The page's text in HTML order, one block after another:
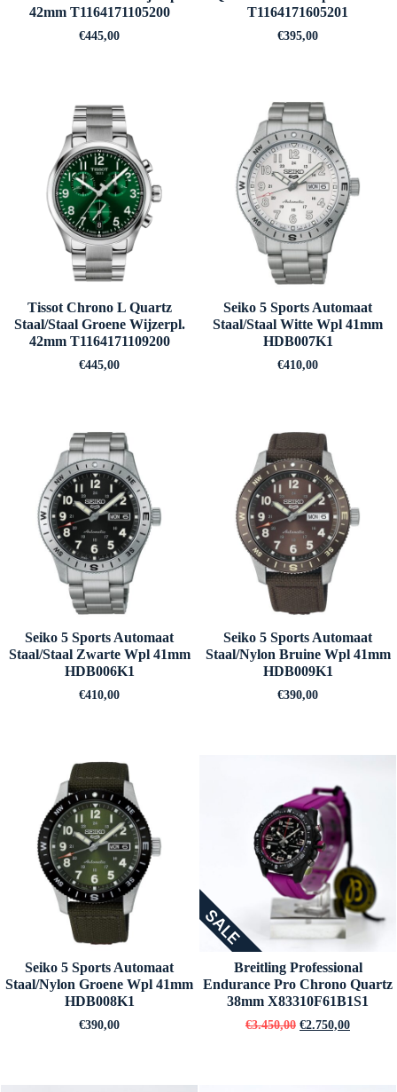
42mm T1164171105200
€445,00
T1164171605201
€395,00
Tissot Chrono L Quartz
Staal/Staal Groene Wijzerpl.
42mm T1164171109200
€445,00
Seiko 5 Sports Automaat
Staal/Staal Witte Wpl 41mm
HDB007K1
€410,00
Seiko 5 Sports Automaat
Staal/Staal Zwarte Wpl 41mm
HDB006K1
€410,00
Seiko 5 Sports Automaat
Staal/Nylon Bruine Wpl 41mm
HDB009K1
€390,00
Seiko 5 Sports Automaat
Staal/Nylon Groene Wpl 41mm
HDB008K1
€390,00
SALE
Breitling Professional
Endurance Pro Chrono Quartz
38mm X83310F61B1S1
€3.450,00 €2.750,00